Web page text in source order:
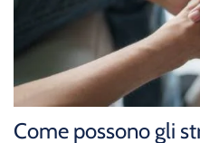
Come possono gli